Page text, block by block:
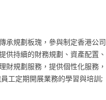
承規劃板瑰，參與制定香港公
供持續的財務規劃、資產配置
財規劃服務，提供個性化服務
工定期開展業務的學習與培訓;